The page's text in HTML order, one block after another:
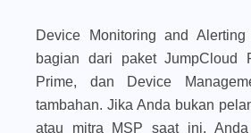
Device Monitoring and
bagian dari paket JumpCloud
Prime, dan Device
tambahan. Jika Anda bukan
atau mitra MSP saat ini, Anda